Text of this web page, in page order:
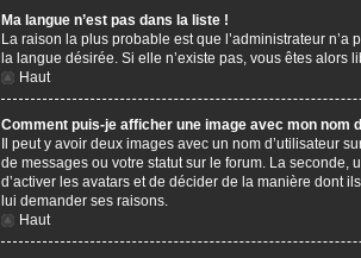
Ma langue n’est pas dans la liste !
La raison la plus probable est que l’administrateur
la langue désirée. Si elle n’existe pas, vous êtes
Haut
Comment puis-je afficher une image avec mon nom
Il peut y avoir deux images avec un nom d’utilisateur
de messages ou votre statut sur le forum. La seconde,
d’activer les avatars et de décider de la manière dont
lui demander ses raisons.
Haut